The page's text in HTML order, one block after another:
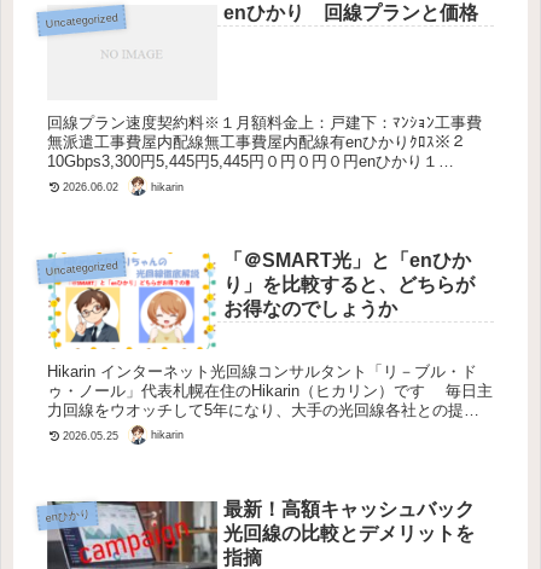
Uncategorized enひかり 回線プランと価格
回線プラン速度契約料※１月額料金上：戸建下：ﾏﾝｼｮﾝ工事費
無派遣工事費屋内配線無工事費屋内配線有enひかりｸﾛｽ※２
10Gbps3,300円5,445円5,445円０円０円０円enひかり１
Gbps3,300円4,620円3,520円2,2...
2026.06.02 hikarin
Uncategorized
「＠SMART光」と「enひか
り」を比較すると、どちらが
お得なのでしょうか
Hikarin インターネット光回線コンサルタント「リ－ブル・ド
ゥ・ノール」代表札幌在住のHikarin（ヒカリン）です 毎日主
力回線をウオッチして5年になり、大手の光回線各社との提携
をしておりますので、お得な特典のご紹介もしております ...
2026.05.25 hikarin
enひかり
最新！高額キャッシュバック
光回線の比較とデメリットを
指摘